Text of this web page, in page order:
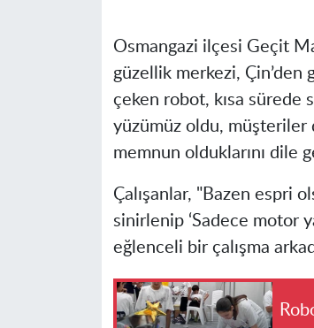
Osmangazi ilçesi Geçit
güzellik merkezi, Çin’den
çeken robot, kısa sürede
yüzümüz oldu, müşteriler
memnun olduklarını dile
Çalışanlar, "Bazen espri
sinirlenip ‘Sadece motor
eğlenceli bir çalışma